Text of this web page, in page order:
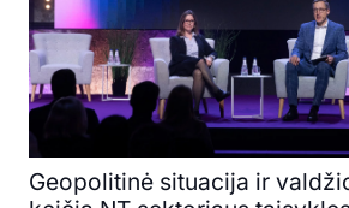
Geopolitinė situacija ir